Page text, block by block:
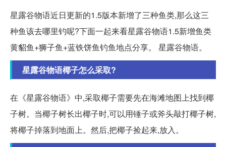
星露谷物语近日更新的1.5版本新增了三种鱼类,那么这三
种鱼该去哪里钓呢?下面一起来看星露谷物语1.5新增鱼类
黄貂鱼+狮子鱼+蓝铁饼鱼钓鱼地点分享。 星露谷物语。
星露谷物语椰子怎么采取?
在《星露谷物语》中,采取椰子需要先在海滩地图上找到椰
子树。当椰子树长出椰子时,可以用锤子或斧头敲打椰子树,
将椰子掉落到地面上。然后,把椰子捡起来,放入。